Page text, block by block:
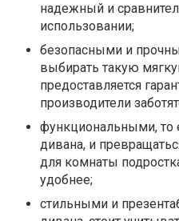
надежный и
использовании;
безопасными и
выбирать такую
предоставляется
производители
функциональными, то
дивана, и
для комнаты
удобнее;
стильными и